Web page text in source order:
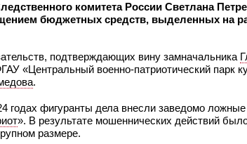
комитета России Светлана
бюджетных средств, выделенных на
подтверждающих вину замначальника
«Центральный военно-патриотический парк
.
годах фигуранты дела внесли заведомо
». В результате мошеннических действий
размере.